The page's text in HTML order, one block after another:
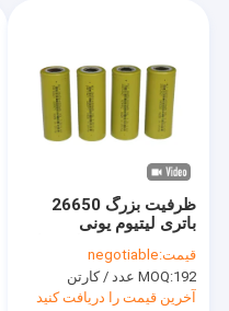
سلول باتری لیتیوم یون
سلول باتری LiFePO4
باتری لیتیوم یون قابل شارژ
باتری خورشیدی قابل شارژ
ظرفیت بزرگ 26650
باتری لیتیوم یونی
لامپ خورشیدی
قیمت:negotiable
MOQ:192 عدد / کارتن
آخرین قیمت را دریافت کنید